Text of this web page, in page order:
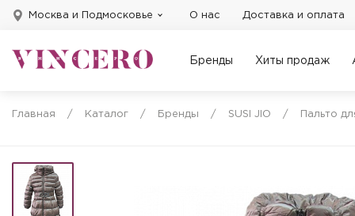
Москва и Подмосковье О нас Доставка и оплата
Бренды Хиты продаж
Главная / Каталог / Бренды / SUSI JIO / Пальто